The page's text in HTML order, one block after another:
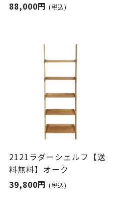
88,000円 (税込)
2121ラダーシェルフ【送
料無料】オーク
39,800円 (税込)